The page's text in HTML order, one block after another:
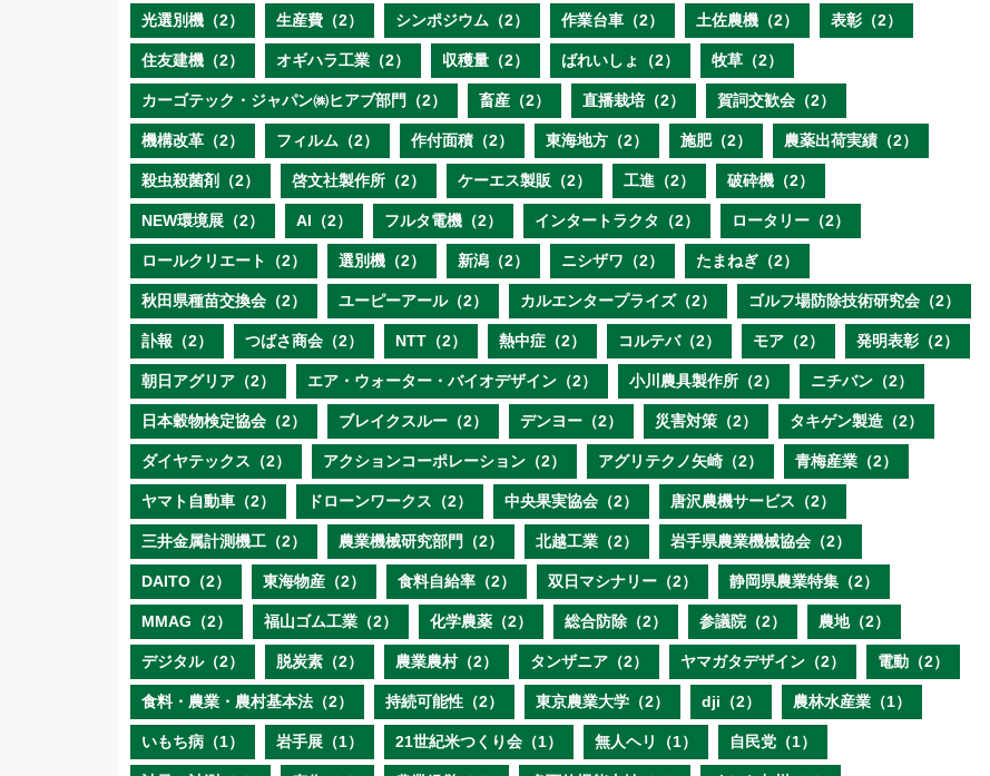
光選別機（2） 生産費（2） シンポジウム（2） 作業台車（2） 土佐農機（2） 表彰（2）
住友建機（2） オギハラ工業（2） 収穫量（2） ばれいしょ（2） 牧草（2）
カーゴテック・ジャパン㈱ヒアブ部門（2） 畜産（2） 直播栽培（2） 賀詞交歓会（2）
機構改革（2） フィルム（2） 作付面積（2） 東海地方（2） 施肥（2） 農薬出荷実績（2）
殺虫殺菌剤（2） 啓文社製作所（2） ケーエス製販（2） 工進（2） 破砕機（2）
NEW環境展（2） AI（2） フルタ電機（2） インタートラクタ（2） ロータリー（2）
ロールクリエート（2） 選別機（2） 新潟（2） ニシザワ（2） たまねぎ（2）
秋田県種苗交換会（2） ユーピーアール（2） カルエンタープライズ（2） ゴルフ場防除技術研究会（2）
訃報（2） つばさ商会（2） NTT（2） 熱中症（2） コルテバ（2） モア（2） 発明表彰（2）
朝日アグリア（2） エア・ウォーター・バイオデザイン（2） 小川農具製作所（2） ニチバン（2）
日本穀物検定協会（2） ブレイクスルー（2） デンヨー（2） 災害対策（2） タキゲン製造（2）
ダイヤテックス（2） アクションコーポレーション（2） アグリテクノ矢崎（2） 青梅産業（2）
ヤマト自動車（2） ドローンワークス（2） 中央果実協会（2） 唐沢農機サービス（2）
三井金属計測機工（2） 農業機械研究部門（2） 北越工業（2） 岩手県農業機械協会（2）
DAITO（2） 東海物産（2） 食料自給率（2） 双日マシナリー（2） 静岡県農業特集（2）
MMAG（2） 福山ゴム工業（2） 化学農薬（2） 総合防除（2） 参議院（2） 農地（2）
デジタル（2） 脱炭素（2） 農業農村（2） タンザニア（2） ヤマガタデザイン（2） 電動（2）
食料・農業・農村基本法（2） 持続可能性（2） 東京農業大学（2） dji（2） 農林水産業（1）
いもち病（1） 岩手展（1） 21世紀米つくり会（1） 無人ヘリ（1） 自民党（1）